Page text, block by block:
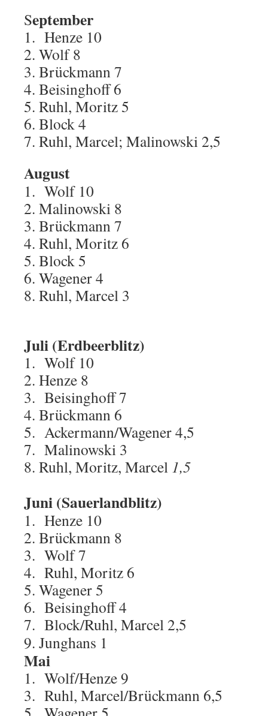
September
1. Henze 10
2. Wolf 8
3. Brückmann 7
4. Beisinghoff 6
5. Ruhl, Moritz 5
6. Block 4
7. Ruhl, Marcel; Malinowski 2,5
August
1. Wolf 10
2. Malinowski 8
3. Brückmann 7
4. Ruhl, Moritz 6
5. Block 5
6. Wagener 4
8. Ruhl, Marcel 3
Juli(Erdbeerblitz)
1. Wolf 10
2. Henze 8
3. Beisinghoff 7
4. Brückmann 6
5. Ackermann/Wagener 4,5
7. Malinowski 3
8. Ruhl, Moritz, Marcel 1,5
Juni (Sauerlandblitz)
1. Henze 10
2. Brückmann 8
3. Wolf 7
4. Ruhl, Moritz 6
5. Wagener 5
6. Beisinghoff 4
7. Block/Ruhl, Marcel 2,5
9. Junghans 1
Mai
1. Wolf/Henze 9
3. Ruhl, Marcel/Brückmann 6,5